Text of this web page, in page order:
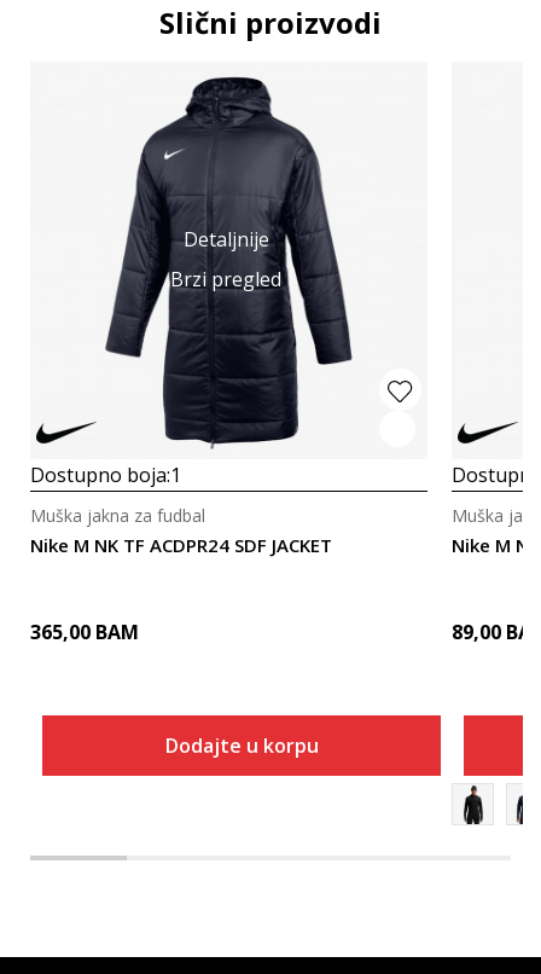
Slični proizvodi
Detaljnije
Brzi pregled
Dostupno boja:1
Nike M NK TF ACDPR24 SDF JACKET
Muška jakna za fudbal
365,00 BAM
Dodajte u korpu
Nike M
Muška
89,00